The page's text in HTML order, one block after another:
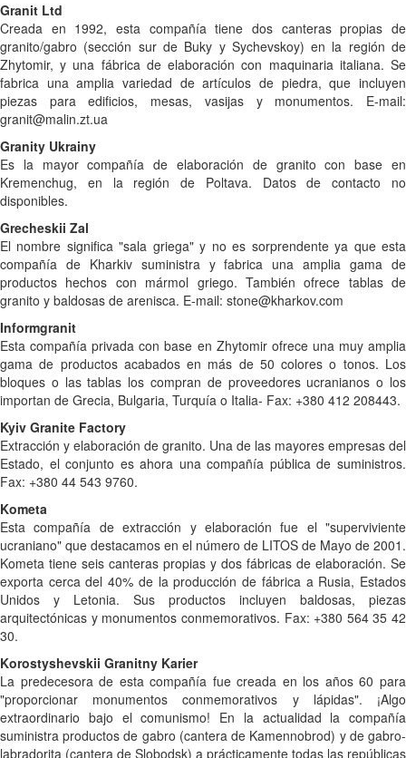
Granit Ltd
Creada en 1992, esta compañía tiene dos canteras propias de
granito/gabro (sección sur de Buky y Sychevskoy) en la región de
Zhytomir, y una fábrica de elaboración con maquinaria italiana. Se
fabrica una amplia variedad de artículos de piedra, que incluyen
piezas para edificios, mesas, vasijas y monumentos. E-mail:
granit@malin.zt.ua
Granity Ukrainy
Es la mayor compañía de elaboración de granito con base en
Kremenchug, en la región de Poltava. Datos de contacto no
disponibles.
Grecheskii Zal
El nombre significa "sala griega" y no es sorprendente ya que esta
compañía de Kharkiv suministra y fabrica una amplia gama de
productos hechos con mármol griego. También ofrece tablas de
granito y baldosas de arenisca. E-mail: stone@kharkov.com
Informgranit
Esta compañía privada con base en Zhytomir ofrece una muy amplia
gama de productos acabados en más de 50 colores o tonos. Los
bloques o las tablas los compran de proveedores ucranianos o los
importan de Grecia, Bulgaria, Turquía o Italia- Fax: +380 412 208443.
Kyiv Granite Factory
Extracción y elaboración de granito. Una de las mayores empresas del
Estado, el conjunto es ahora una compañía pública de suministros.
Fax: +380 44 543 9760.
Kometa
Esta compañía de extracción y elaboración fue el "superviviente
ucraniano" que destacamos en el número de LITOS de Mayo de 2001.
Kometa tiene seis canteras propias y dos fábricas de elaboración. Se
exporta cerca del 40% de la producción de fábrica a Rusia, Estados
Unidos y Letonia. Sus productos incluyen baldosas, piezas
arquitectónicas y monumentos conmemorativos. Fax: +380 564 35 42
30.
Korostyshevskii Granitny Karier
La predecesora de esta compañía fue creada en los años 60 para
"proporcionar monumentos conmemorativos y lápidas". ¡Algo
extraordinario bajo el comunismo! En la actualidad la compañía
suministra productos de gabro (cantera de Kamennobrod) y de gabro-
labradorita (cantera de Slobodsk) a prácticamente todas las repúblicas